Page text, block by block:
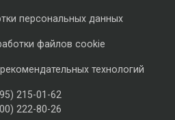
персональных данных
файлов cookie
технологий
215-01-62
222-80-26